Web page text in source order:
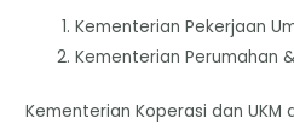
Kementerian Pekerjaan
Kementerian Perumahan
Kementerian Koperasi dan UKM